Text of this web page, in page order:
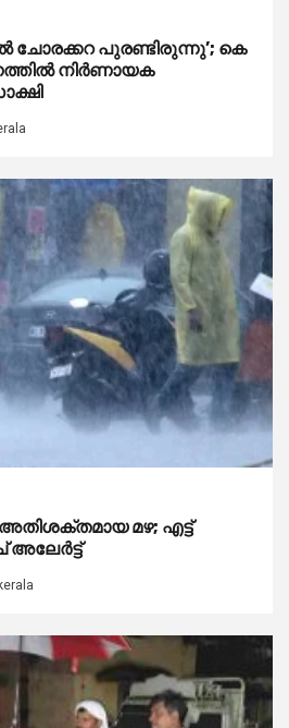
ചോരക്കറ പുരണ്ടിരുന്നു’; കെ
നിർണായക
മഴ; എട്ട്